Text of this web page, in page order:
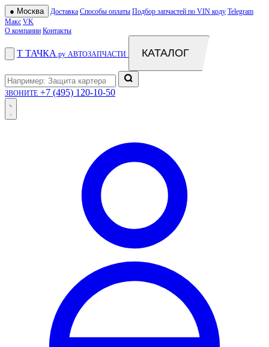
● Москва Доставка Способы оплаты Подбор запчастей по VIN коду Telegram
Макс VK
О компании Контакты
Т ТАЧКА .ру АВТОЗАПЧАСТИ КАТАЛОГ
ЗВОНИТЕ +7 (495) 120-10-50